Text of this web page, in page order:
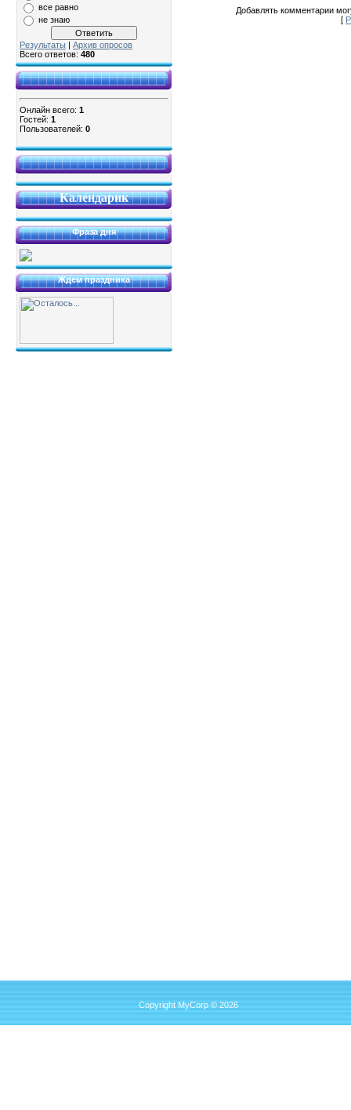
все равно
не знаю
Результаты | Архив опросов
Всего ответов: 480
Онлайн всего: 1
Гостей: 1
Пользователей: 0
Календарик
Фраза дня
Ждем праздника
Добавлять комментарии
[
Copyright MyCorp © 2026